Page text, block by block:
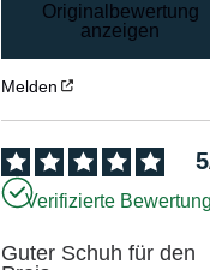
Originalbewertung
anzeigen
Melden
5
Verifizierte
Guter Schuh für den